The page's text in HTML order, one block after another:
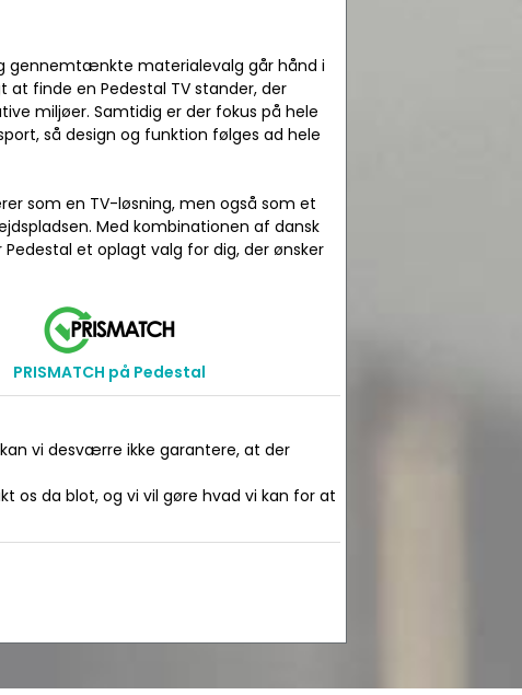
gennemtænkte materialevalg går hånd i
at finde en Pedestal TV stander, der
miljøer. Samtidig er der fokus på hele
så design og funktion følges ad hele
som en TV-løsning, men også som et
Med kombinationen af dansk
et oplagt valg for dig, der ønsker
PRISMATCH på Pedestal
vi desværre ikke garantere, at der
os da blot, og vi vil gøre hvad vi kan for at